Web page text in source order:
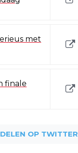
met
finale
DELEN OP TWITTER